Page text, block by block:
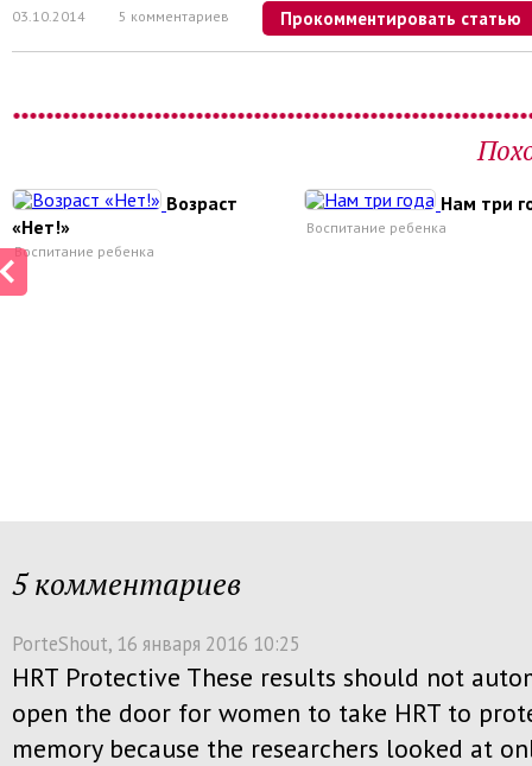
03.10.2014 5 комментариев Прокомментировать статью
Возраст
«Нет!»
Воспитание ребенка
Нам три
Воспитание ребенка
5 комментариев
PorteShout, 16 января 2016 10:25
HRT Protective These results should not
open the door for women to take HRT to
memory because the researchers looked at